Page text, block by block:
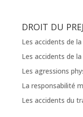
DROIT DU
Les accidents de
Les accidents de
Les agressions
La responsabilité
Les accidents du